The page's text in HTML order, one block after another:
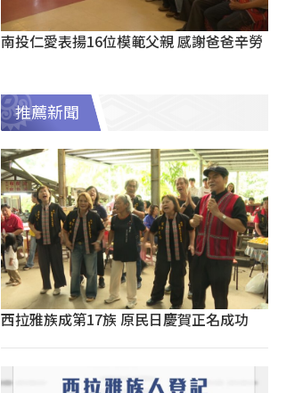
南投仁愛表揚16位模範父親 感謝爸爸辛勞
推薦新聞
西拉雅族成第17族 原民日慶賀正名成功